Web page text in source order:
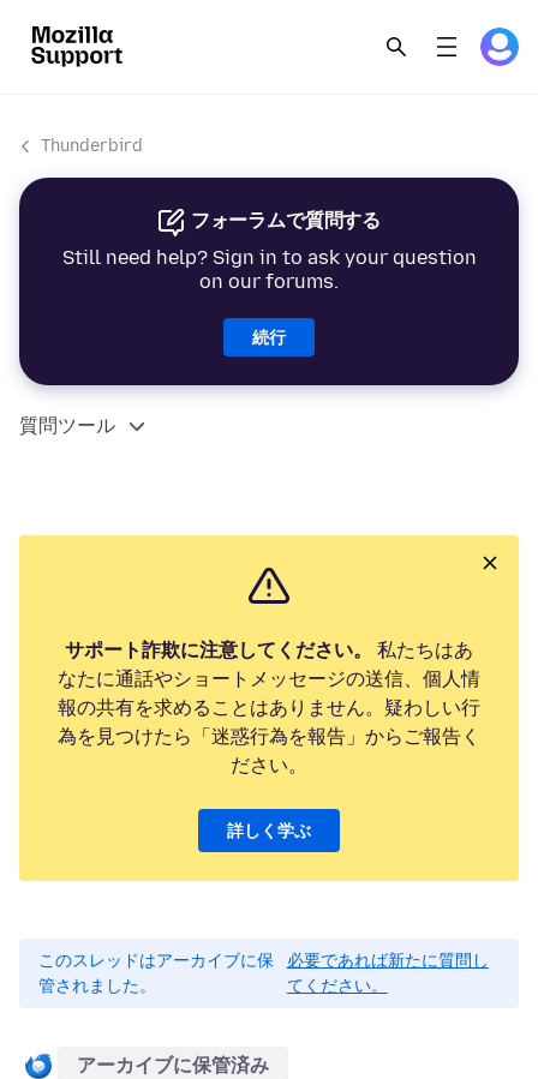
Thunderbird
フォーラムで質問する
Still need help? Sign in to ask your question
on our forums.
続行
質問ツール
サポート詐欺に注意してください。
私たちはあ
なたに通話やショートメッセージの送信、個人情
報の共有を求めることはありません。疑わしい行
為を見つけたら「迷惑行為を報告」からご報告く
ださい。
詳しく学ぶ
このスレッドはアーカイブに保
管されました。
必要であれば新たに質問し
てください。
アーカイブに保管済み